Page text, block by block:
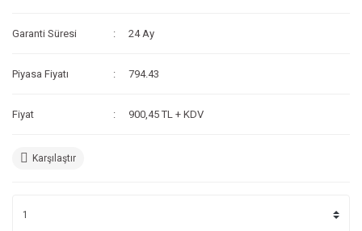
Garanti Süresi 24 Ay
Piyasa Fiyatı 794.43
Fiyat 900,45 TL + KDV
Karşılaştır